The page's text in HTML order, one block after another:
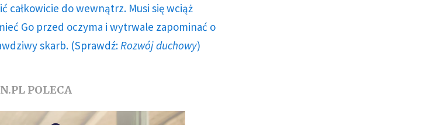
całkowicie do wewnątrz. Musi się wciąż
Go przed oczyma i wytrwale zapominać o
skarb. (Sprawdź: Rozwój duchowy)
POLECA